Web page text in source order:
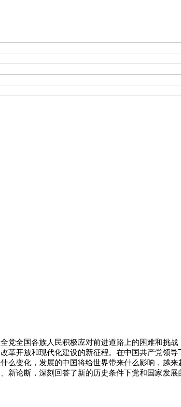
党全国各族人民积极应对前进道路上的困难和挑
开放和现代化建设的新征程。在中国共产党领
么变化，发展的中国将给世界带来什么影响，越
新论断，深刻回答了新的历史条件下党和国家发